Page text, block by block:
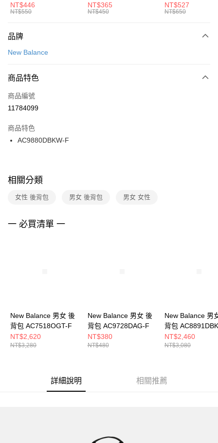
元大商業銀行
台灣樂天信用卡公司
AFTEE先享後付
【關於「AFTEE先享後付」】
便利好安心！
３．安心：先確認商品／服務後，再付款。
【「AFTEE先享後付」結帳流程】
１．於結帳方式選擇「AFTEE先享後付」後，將跳轉至「AFTEE先享後付」
２．訂單成立數日內，您將收到繳費通知簡訊。
３．收到繳費通知簡訊後14天內，點擊此簡訊中的連結，可透過四大超商／
ATM／網路銀行／等多元方式進行付款，方視為交易完成。
※ 交易是否成功請以「AFTEE先享後付 」之結帳頁面顯示為準，若有關於
是否繳費成功／繳費後需取消欲退款等相關疑問，請聯繫「AFTEE先享後付
客戶支援中心」
https://netprotections.freshdesk.com/support/home
１．透過由恩沛科技股份有限公司提供之「AFTEE先享後付」服務完成之交
易，需依本服務之必要範圍內提供個人資料，並將交易相關給付款項請求債
５．嚴禁一人註冊多個帳號或使用他人資訊註冊。若發現惡意使用之情形，
恩沛科技股份有限公司將有權停止該用戶之使用額度並採取法律行動。
運送方式
每筆NT$100，滿NT$1,500(含以上)免運費
宅配
每筆NT$100，滿NT$1,500(含以上)免運費
付款後門市自取
每筆NT$100，滿NT$1,500(含以上)免運費
中統襪 FZ3393100
NT$446
NT$550
EMBRDY 男女 短統襪
FZ3073133
NT$365
NT$450
BA5871010
NT$527
NT$650
品牌
New Balance
商品特色
商品編號
11784099
商品特色
AC9880DBKW-F
相關分類
女性 後背包 男女 後背包 男女 女性
一 必買清單 一
New Balance 男女 後
背包 AC7518OGT-F
NT$2,620
NT$3,280
New Balance 男女 後
背包 AC9728DAG-F
NT$380
NT$480
New Balance 男
背包
NT$2,460
NT$3,080
詳細說明 相關推薦